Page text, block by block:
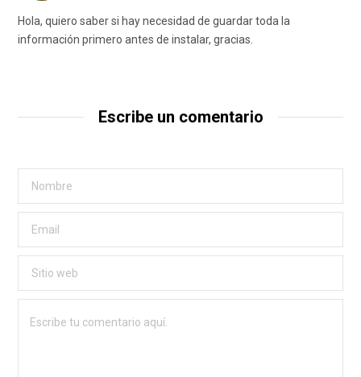
Hola, quiero saber si hay necesidad de guardar toda la
información primero antes de instalar, gracias.
Escribe un comentario